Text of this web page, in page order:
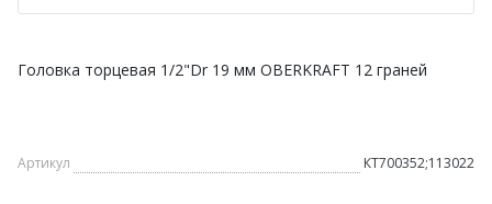
Головка торцевая 1/2"Dr 19 мм OBERKRAFT 12 граней
Артикул КТ700352;113022